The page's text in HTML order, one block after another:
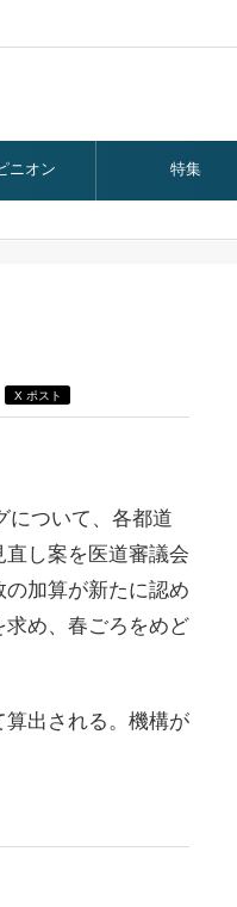
ニオン 特集
X ポスト
について、各都道
し案を医道審議会
加算が新たに認め
求め、春ごろをめど
出される。機構が